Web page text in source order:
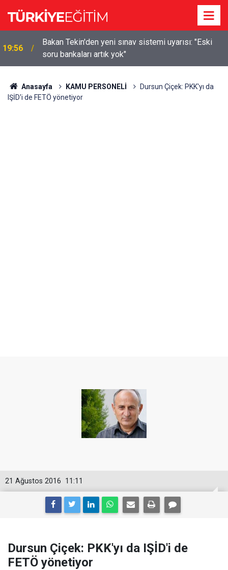
19:56
Bakan Tekin'den yeni sınav sistemi uyarısı: "Eski
soru bankaları artık yok"
Anasayfa KAMU PERSONELİ
Dursun Çiçek: PKK'yı da
IŞİD'i de FETÖ yönetiyor
11:11
21 Ağustos 2016
Dursun Çiçek: PKK'yı da IŞİD'i de
FETÖ yönetiyor